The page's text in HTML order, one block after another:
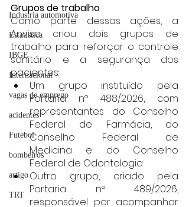
Industria automotiva
Estatística
IBGE
Internacional
vagas de emprego
acidentes
Futebol
bombeiros
artigo
TRT
Grupos de trabalho
Como parte dessas ações, a
Anvisa criou dois grupos de
trabalho para reforçar o controle
sanitário e a segurança dos
pacientes:
Um grupo instituído pela
Portaria nº 488/2026, com
representantes do Conselho
Federal de Farmácia, do
Conselho Federal de
Medicina e do Conselho
Federal de Odontologia
Outro grupo, criado pela
Portaria nº 489/2026,
responsável por acompanhar